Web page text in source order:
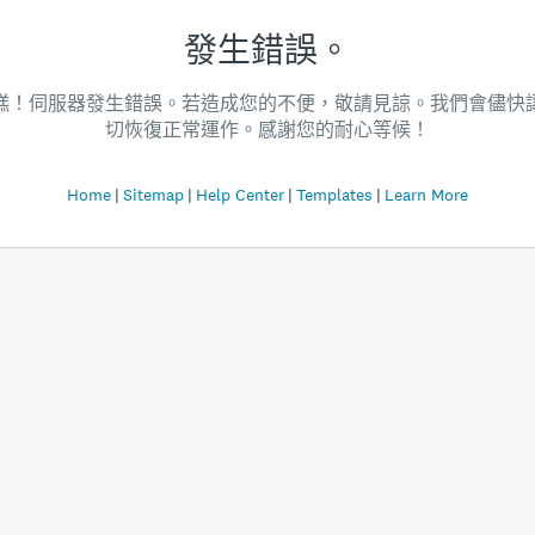
發生錯誤。
！伺服器發生錯誤。若造成您的不便，敬請見諒。我們會儘快
切恢復正常運作。感謝您的耐心等候！
Home Sitemap Help Center Templates Learn More